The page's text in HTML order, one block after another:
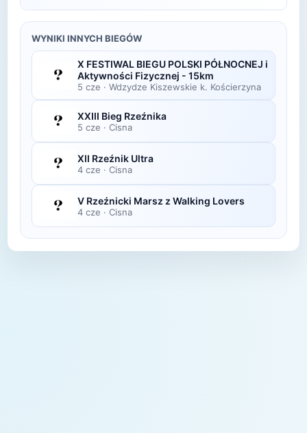
uczestników i w kategorii wiekowej.
organizatora po opublikowaniu oficjalnych
w ciągu kilku dni po zawodach na swojej stronie
lub fanpage'u na Facebooku.
WYNIKI INNYCH BIEGÓW
X FESTIWAL BIEGU POLSKI PÓŁNOCNEJ i
Aktywności Fizycznej - 15km
5 cze · Wdzydze Kiszewskie k. Kościerzyna
XXIII Bieg Rzeźnika
5 cze · Cisna
XII Rzeźnik Ultra
4 cze · Cisna
V Rzeźnicki Marsz z Walking Lovers
4 cze · Cisna